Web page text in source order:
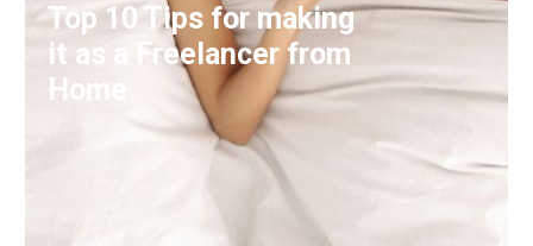
Top 10 Tips for making
it as a Freelancer from
Home